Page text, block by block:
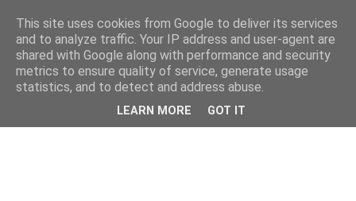
This site uses cookies from Google to deliver its services
and to analyze traffic. Your IP address and user-agent are
shared with Google along with performance and security
metrics to ensure quality of service, generate usage
statistics, and to detect and address abuse.
LEARN MORE GOT IT